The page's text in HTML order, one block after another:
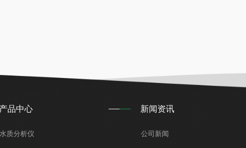
产品中心
水质分析仪
新闻资讯
公司新闻